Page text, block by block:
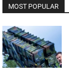
MOST POPULAR